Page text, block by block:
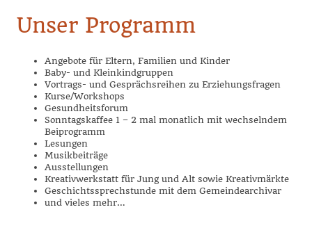
Unser Programm
Angebote für Eltern, Familien und Kinder
Baby- und Kleinkindgruppen
Vortrags- und Gesprächsreihen zu Erziehungsfragen
Kurse/Workshops
Gesundheitsforum
Sonntagskaffee 1 – 2 mal monatlich mit wechselndem
Beiprogramm
Lesungen
Musikbeiträge
Ausstellungen
Kreativwerkstatt für Jung und Alt sowie Kreativmärkte
Geschichtssprechstunde mit dem Gemeindearchivar
und vieles mehr…